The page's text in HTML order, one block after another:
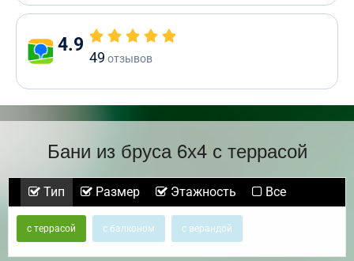
4.9
49 отзывов
Бани из бруса 6х4 с террасой
Тип Размер Этажность Все
с террасой с балконом с верандой